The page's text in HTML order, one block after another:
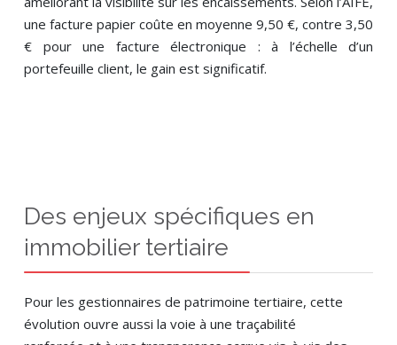
une facture papier coûte en moyenne 9,50 €, contre 3,50
€ pour une facture électronique : à l’échelle d’un
portefeuille client, le gain est significatif.
Des enjeux spécifiques en
immobilier tertiaire
Pour les gestionnaires de patrimoine tertiaire, cette
évolution ouvre aussi la voie à une traçabilité